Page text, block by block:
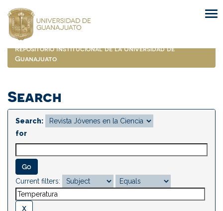
navigation
Repositorio Institucional de la Universidad de
Guanajuato
Search
Search:
for
Current filters: